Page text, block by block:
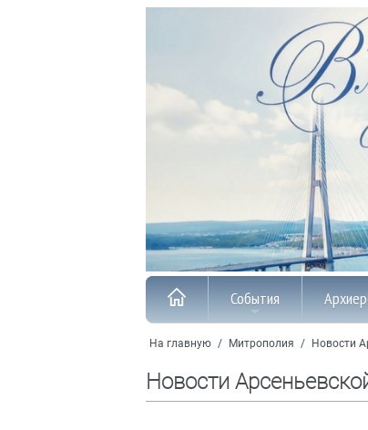
События
На главную / Митрополия / Новости
Новости